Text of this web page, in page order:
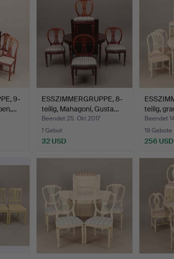
9-
ESSZIMMERGRUPPE, 8-
teilig, Mahagoni, Gusta…
Beendet 25. Okt 2017
1 Gebot
32 USD
teilig,
Beendet
19 Gebote
256 USD